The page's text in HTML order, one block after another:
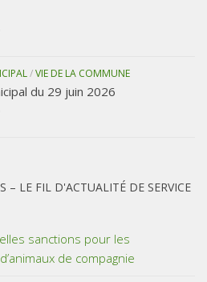
/VIE DE LA COMMUNE
du 29 juin 2026
– LE FIL D'ACTUALITÉ DE SERVICE
sanctions pour les
de compagnie